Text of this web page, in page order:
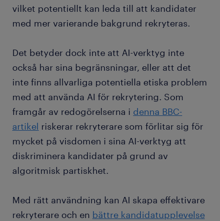
vilket potentiellt kan leda till att kandidater
med mer varierande bakgrund rekryteras.
Det betyder dock inte att AI-verktyg inte
också har sina begränsningar, eller att det
inte finns allvarliga potentiella etiska problem
med att använda AI för rekrytering. Som
framgår av redogörelserna i denna BBC-
artikel riskerar rekryterare som förlitar sig för
mycket på visdomen i sina AI-verktyg att
diskriminera kandidater på grund av
algoritmisk partiskhet.
Med rätt användning kan AI skapa effektivare
rekryterare och en bättre kandidatupplevelse